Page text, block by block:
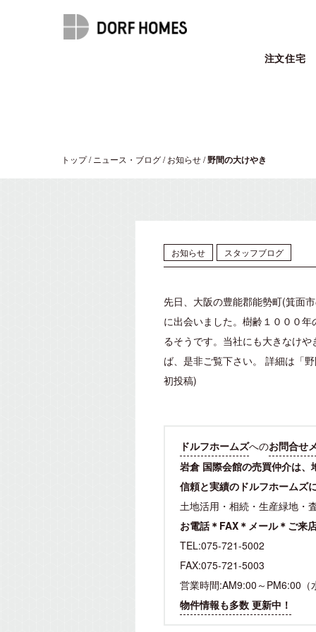
注文住宅
トップ/ ニュース・ブログ/お知らせ/野間の大けやき
お知らせ スタッフブログ
先日、大阪の豊能郡能勢町(箕面
に出会いました。樹齢１０００
るそうです。当社にも大きなけ
ば、是非ご覧下さい。 詳細は「
初投稿)
ドルフホームズへのお問合せ
岩倉 国際会館の売買仲介は、
信頼と実績のドルフホームズ
土地活用・相続・生産緑地・
お電話＊FAX＊メール＊ご来
TEL:075-721-5002
FAX:075-721-5003
営業時間:AM9:00～PM6:00（
物件情報も多数 更新中！